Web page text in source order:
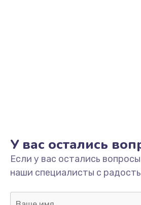
Замена
1800 руб.
У вас остались
Если у вас остались
наши специалисты с